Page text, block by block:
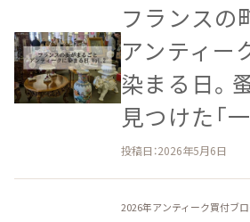
フランスの​
アンティー
染まる日。​
見つけた​「
投稿日：2026年5月6日
2026年アンティーク買付ブ